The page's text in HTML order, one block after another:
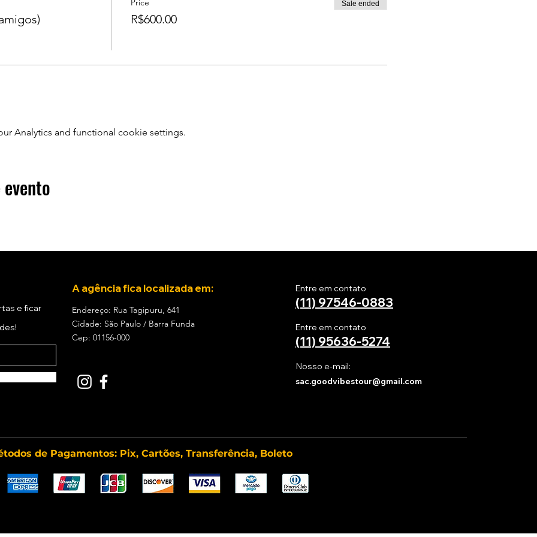
da estação
será combinado na excursão!
Após a compra, você nos sugere por email, whatsapp ou formulário do site a data e
por buscar a disponibilidade no período desejado e agendar a sua viagem.
TOURentrará em contato com você em até 48 horas para confirmar sua viagem.
por e-mail todos os dados da sua reserva.
PESSOAIS PARA CADASTRO.
tem como compromisso proteger os dados cadastrais dos usuários e visitantes no site da
Price
R$600.00
Sale ended
Analytics and functional cookie settings.
e ficar
A agência fica localizada em:
Endereço: Rua Tagipuru, 641
Cidade: São Paulo / Barra Funda
Cep: 01156-000
Entre em contato
(11) 97546-0883
Entre em contato
(11) 95636-5274
Nosso e-mail:
sac.goodvibestour@gmail.com
de Pagamentos: Pix, Cartões, Transferência, Boleto